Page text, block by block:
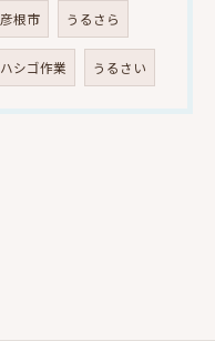
彦根市 うるさら
ハシゴ作業 うるさい